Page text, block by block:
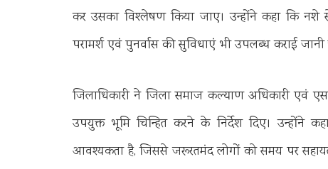
कर उसका विश्लेषण किया जाए। उन्होंने कहा कि नशे
परामर्श एवं पुनर्वास की सुविधाएं भी उपलब्ध कराई जानी
जिलाधिकारी ने जिला समाज कल्याण अधिकारी एवं
उपयुक्त भूमि चिन्हित करने के निर्देश दिए। उन्होंने
आवश्यकता है, जिससे जरूरतमंद लोगों को समय पर